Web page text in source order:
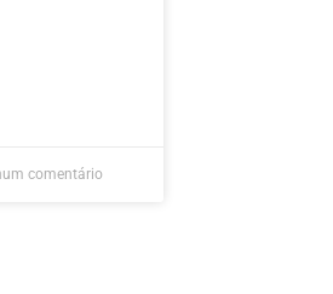
comentário